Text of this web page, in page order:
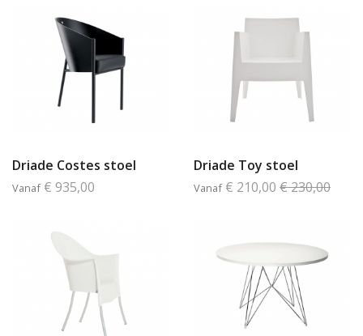
Driade Costes stoel
Vanaf € 935,00
Driade Toy stoel
Vanaf € 210,00 € 230,00